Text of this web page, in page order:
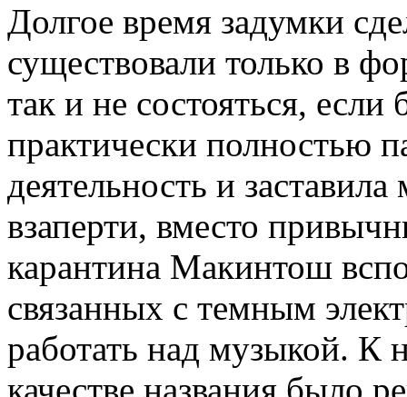
Долгое время задумки
существовали только в
так и не состояться,
практически полностью
деятельность и
взаперти, вместо
карантина Макинтош
связанных с темным
работать над музыкой. К